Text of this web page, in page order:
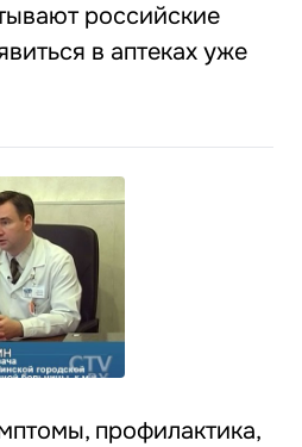
российские
в аптеках уже
профилактика,